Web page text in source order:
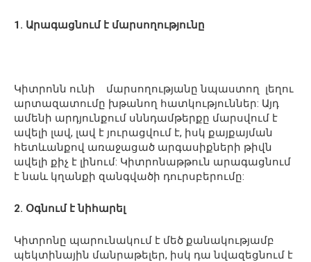
1. Արագացնում է մարսողությունը
Կիտրոնն ունի մարսողությանը նպաստող լեղու
արտազատումը խթանող հատկություններ: Այդ
ամենի արդյունքում սննդամթերքը մարսվում է
ավելի լավ, լավ է յուրացվում է, իսկ քայքայման
հետևանքով առաջացած արգասիքների թիվն
ավելի քիչ է լինում: Կիտրոնաթթուն արագացնում
է նաև կղանքի զանգվածի դուրսբերումը:
2. Օգնում է նիհարել
Կիտրոնը պարունակում է մեծ քանակությամբ
պեկտինային մանրաթելեր, իսկ դա նվազեցնում է